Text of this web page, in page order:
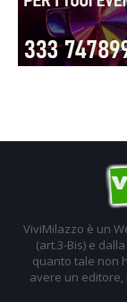
ViviMilazzo è un
(art.3-Bis) e
quanto tale non
avere un